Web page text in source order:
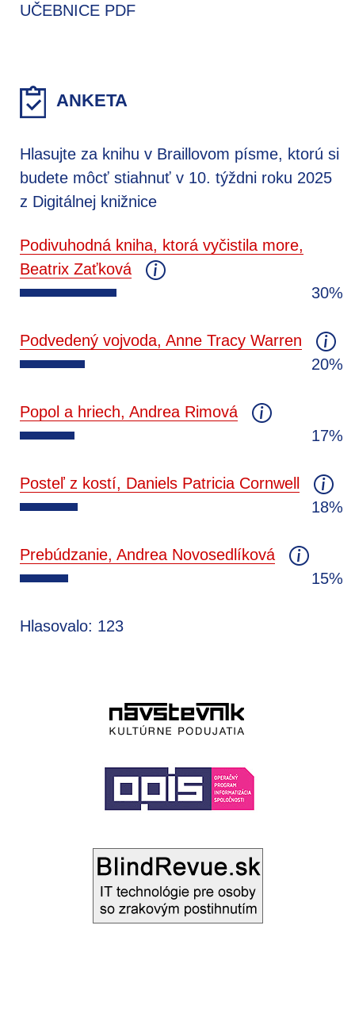
UČEBNICE PDF
ANKETA
Hlasujte za knihu v Braillovom písme, ktorú si
budete môcť stiahnuť v 10. týždni roku 2025
z Digitálnej knižnice
Podivuhodná kniha, ktorá vyčistila more,
Beatrix Zaťková
30%
Podvedený vojvoda, Anne Tracy Warren
20%
Popol a hriech, Andrea Rimová
17%
Posteľ z kostí, Daniels Patricia Cornwell
18%
Prebúdzanie, Andrea Novosedlíková
15%
Hlasovalo: 123